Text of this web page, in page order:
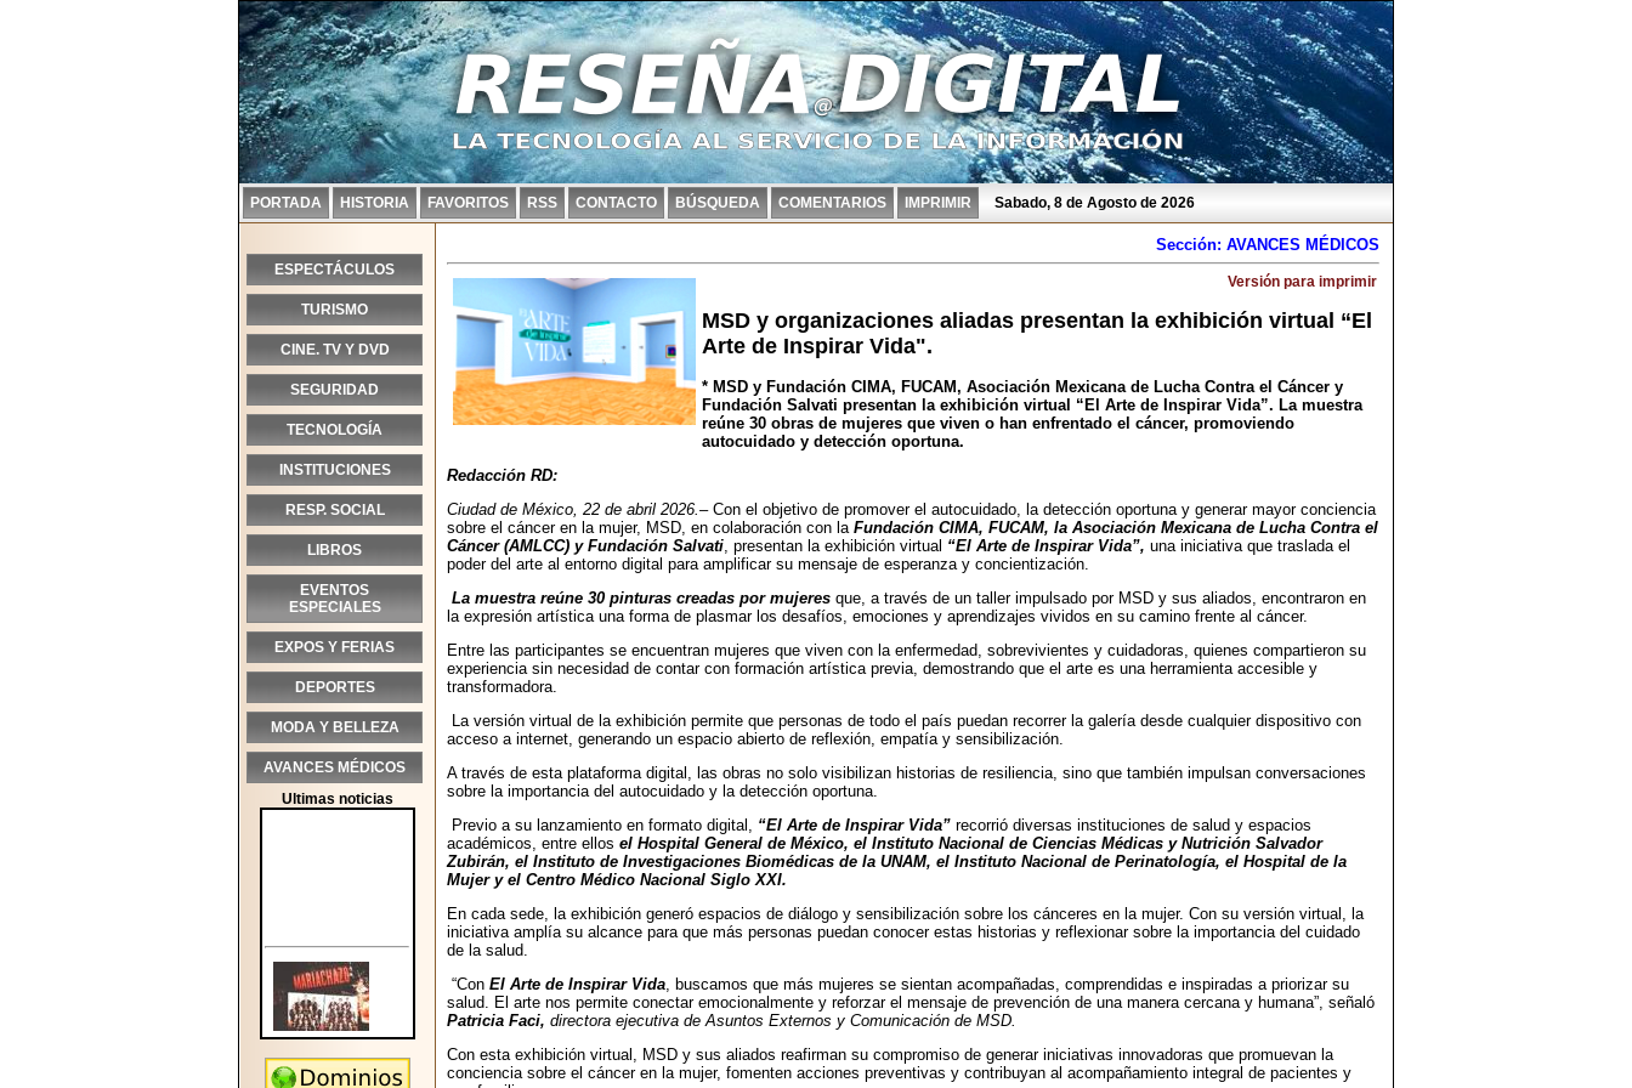
PORTADA HISTORIA FAVORITOS RSS CONTACTO BÚSQUEDA COMENTARIOS IMPRIMIR Sabado, 8 de Agosto de 2026
ESPECTÁCULOS
TURISMO
CINE. TV Y DVD
SEGURIDAD
TECNOLOGÍA
INSTITUCIONES
RESP. SOCIAL
LIBROS
EVENTOS
ESPECIALES
EXPOS Y FERIAS
DEPORTES
MODA Y BELLEZA
AVANCES MÉDICOS
Ultimas noticias
Sección: AVANCES MÉDICOS
Versión para imprimir
MSD y organizaciones aliadas presentan la exhibición virtual “El
Arte de Inspirar Vida".
* MSD y Fundación CIMA, FUCAM, Asociación Mexicana de Lucha Contra el Cáncer y
Fundación Salvati presentan la exhibición virtual “El Arte de Inspirar Vida”. La muestra
reúne 30 obras de mujeres que viven o han enfrentado el cáncer, promoviendo
autocuidado y detección oportuna.
Redacción RD:
Ciudad de México, 22 de abril 2026.–Con el objetivo de promover el autocuidado, la detección oportuna y generar mayor conciencia
sobre el cáncer en la mujer, MSD, en colaboración con la Fundación CIMA, FUCAM, la Asociación Mexicana de Lucha Contra el
Cáncer (AMLCC) y Fundación Salvati, presentan la exhibición virtual “El Arte de Inspirar Vida”, una iniciativa que traslada el
poder del arte al entorno digital para amplificar su mensaje de esperanza y concientización.
La muestra reúne 30 pinturas creadas por mujeres que, a través de un taller impulsado por MSD y sus aliados, encontraron en
la expresión artística una forma de plasmar los desafíos, emociones y aprendizajes vividos en su camino frente al cáncer.
Entre las participantes se encuentran mujeres que viven con la enfermedad, sobrevivientes y cuidadoras, quienes compartieron su
experiencia sin necesidad de contar con formación artística previa, demostrando que el arte es una herramienta accesible y
transformadora.
La versión virtual de la exhibición permite que personas de todo el país puedan recorrer la galería desde cualquier dispositivo con
acceso a internet, generando un espacio abierto de reflexión, empatía y sensibilización.
A través de esta plataforma digital, las obras no solo visibilizan historias de resiliencia, sino que también impulsan conversaciones
sobre la importancia del autocuidado y la detección oportuna.
Previo a su lanzamiento en formato digital, “El Arte de Inspirar Vida” recorrió diversas instituciones de salud y espacios
académicos, entre ellos el Hospital General de México, el Instituto Nacional de Ciencias Médicas y Nutrición Salvador
Zubirán, el Instituto de Investigaciones Biomédicas de la UNAM, el Instituto Nacional de Perinatología, el Hospital de la
Mujer y el Centro Médico Nacional Siglo XXI.
En cada sede, la exhibición generó espacios de diálogo y sensibilización sobre los cánceres en la mujer. Con su versión virtual, la
iniciativa amplía su alcance para que más personas puedan conocer estas historias y reflexionar sobre la importancia del cuidado
de la salud.
“Con El Arte de Inspirar Vida, buscamos que más mujeres se sientan acompañadas, comprendidas e inspiradas a priorizar su
salud. El arte nos permite conectar emocionalmente y reforzar el mensaje de prevención de una manera cercana y humana”, señaló
Patricia Faci, directora ejecutiva de Asuntos Externos y Comunicación de MSD.
Con esta exhibición virtual, MSD y sus aliados reafirman su compromiso de generar iniciativas innovadoras que promuevan la
conciencia sobre el cáncer en la mujer, fomenten acciones preventivas y contribuyan al acompañamiento integral de pacientes y